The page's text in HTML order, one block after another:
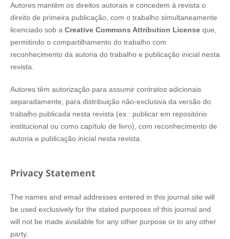
Autores mantêm os direitos autorais e concedem à revista o
direito de primeira publicação, com o trabalho simultaneamente
licenciado sob a Creative Commons Attribution Licenseque,
permitindo o compartilhamento do trabalho com
reconhecimento da autoria do trabalho e publicação inicial nesta
revista.
Autores têm autorização para assumir contratos adicionais
separadamente, para distribuição não-exclusiva da versão do
trabalho publicada nesta revista (ex.: publicar em repositório
institucional ou como capítulo de livro), com reconhecimento de
autoria e publicação inicial nesta revista.
Privacy Statement
The names and email addresses entered in this journal site will
be used exclusively for the stated purposes of this journal and
will not be made available for any other purpose or to any other
party.